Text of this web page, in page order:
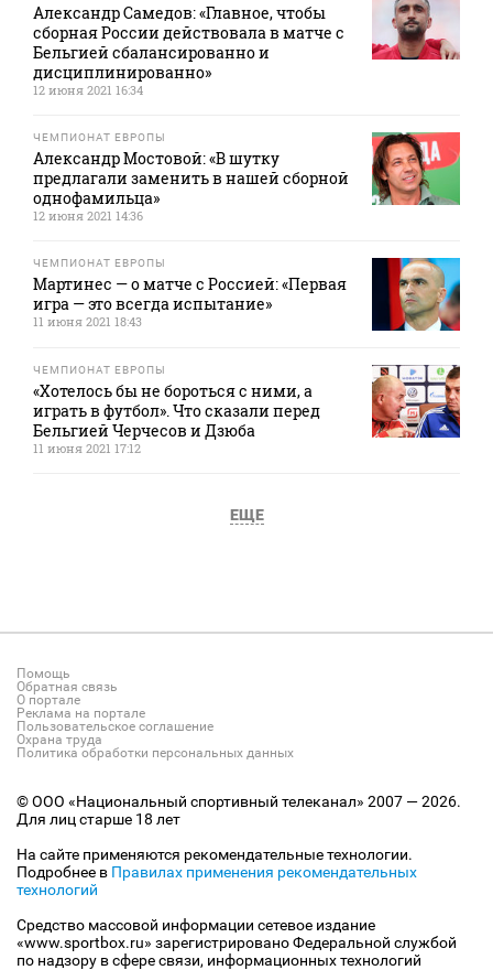
Александр Самедов: «Главное, чтобы
сборная России действовала в матче с
Бельгией сбалансированно и
дисциплинированно»
12 июня 2021 16:34
ЧЕМПИОНАТ ЕВРОПЫ
Александр Мостовой: «В шутку
предлагали заменить в нашей сборной
однофамильца»
12 июня 2021 14:36
ЧЕМПИОНАТ ЕВРОПЫ
Мартинес — о матче с Россией: «Первая
игра — это всегда испытание»
11 июня 2021 18:43
ЧЕМПИОНАТ ЕВРОПЫ
«Хотелось бы не бороться с ними, а
играть в футбол». Что сказали перед
Бельгией Черчесов и Дзюба
11 июня 2021 17:12
ЕЩЕ
Помощь
Обратная связь
О портале
Реклама на портале
Пользовательское соглашение
Охрана труда
Политика обработки персональных данных
© ООО «Национальный спортивный телеканал» 2007 — 2026.
Для лиц старше 18 лет
На сайте применяются рекомендательные технологии.
Подробнее в Правилах применения рекомендательных
технологий
Средство массовой информации сетевое издание
«www.sportbox.ru» зарегистрировано Федеральной службой
по надзору в сфере связи, информационных технологий